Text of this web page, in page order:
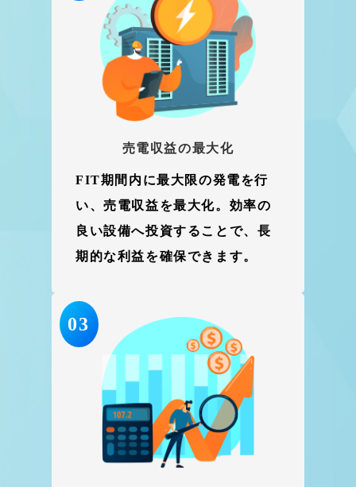
売電収益の最大化
FIT期間内に最大限の発電を行
い、売電収益を最大化。効率の
良い設備へ投資することで、長
期的な利益を確保できます。
03